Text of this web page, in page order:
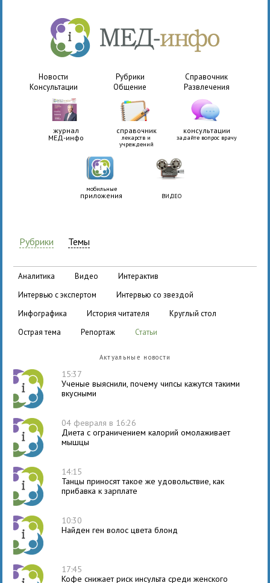
Новости Рубрики
Справочник
Консультации
Общение Развлечения
журнал
МЕД-инфо
справочник
лекарств и
учреждений
консультации
задайте вопрос врачу
мобильные
приложения ВИДЕО
Рубрики Темы
аналитика видео
интерактив
интервью с экспертом
интервью со звездой
инфографика
история читателя
круглый стол
острая тема
репортаж статьи
Актуальные новости
15:37
Ученые выяснили, почему чипсы кажутся такими
вкусными
04 февраля в 16:26
Диета с ограничением калорий омолаживает
мышцы
14:15
Танцы приносят такое же удовольствие, как
прибавка к зарплате
10:30
Найден ген волос цвета блонд
17:45
Кофе снижает риск инсульта среди женского